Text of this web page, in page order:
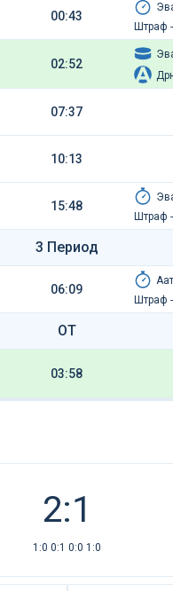
00:43
Штраф
02:52
07:37
10:13
15:48
Штраф
3 Период
06:09
Штраф
ОТ
03:58
2:1
1:0 0:1 0:0 1:0